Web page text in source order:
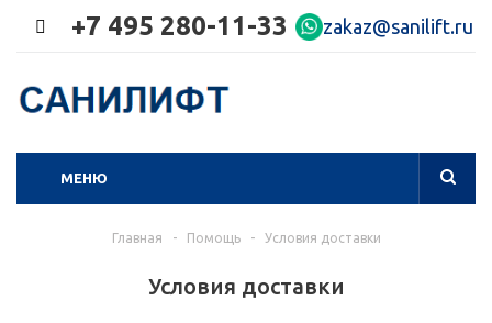
+7 495 280-11-33 zakaz@sanilift.ru
МЕНЮ
Главная - Помощь - Условия доставки
Условия доставки